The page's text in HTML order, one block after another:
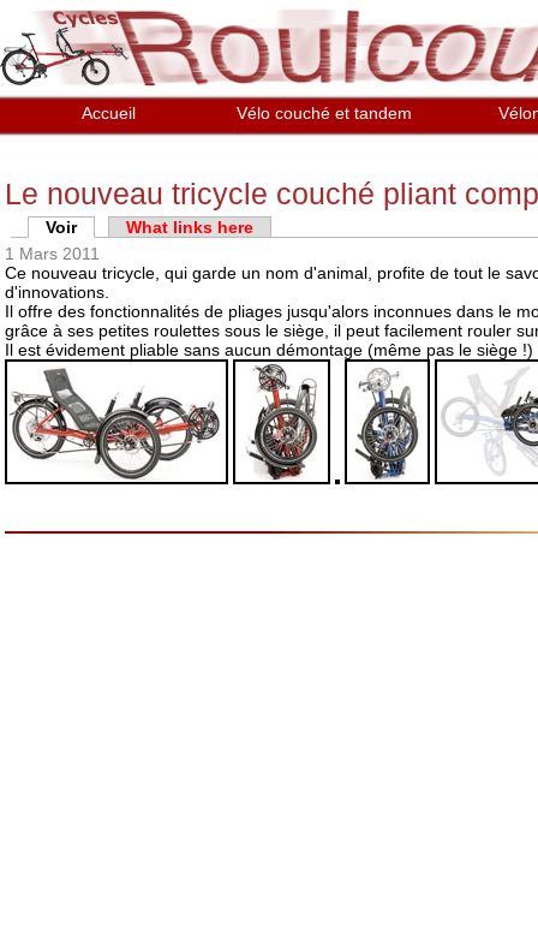
Aller au contenu principal
Accueil Vélo couché et tandem
Le nouveau tricycle couché pliant
Onglets principaux
Voir(onglet actif)
What links here
1 Mars 2011
Ce nouveau tricycle, qui garde un nom d'animal, profite de tout le
d'innovations.
Il offre des fonctionnalités de pliages jusqu'alors inconnues dans le
grâce à ses petites roulettes sous le siège, il peut facilement rouler
Il est évidement pliable sans aucun démontage (même pas le siège